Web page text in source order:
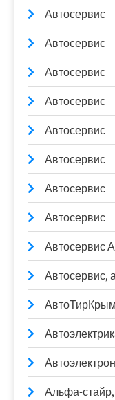
Автосервис
Автосервис
Автосервис
Автосервис
Автосервис
Автосервис
Автосервис
Автосервис
Автосервис
Автосервис,
АвтоТирКрым
Альфа-